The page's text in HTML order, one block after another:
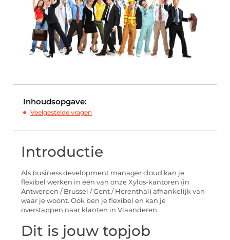
Inhoudsopgave:
Veelgestelde vragen
Introductie
Als business development manager cloud kan je
flexibel werken in één van onze Xylos-kantoren (in
Antwerpen / Brussel / Gent / Herenthal) afhankelijk van
waar je woont. Ook ben je flexibel en kan je
overstappen naar klanten in Vlaanderen.
Dit is jouw topjob